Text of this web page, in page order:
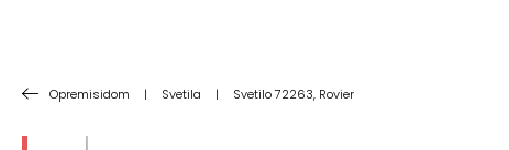
Opremisidom | Svetila | Svetilo 72263, Rovier